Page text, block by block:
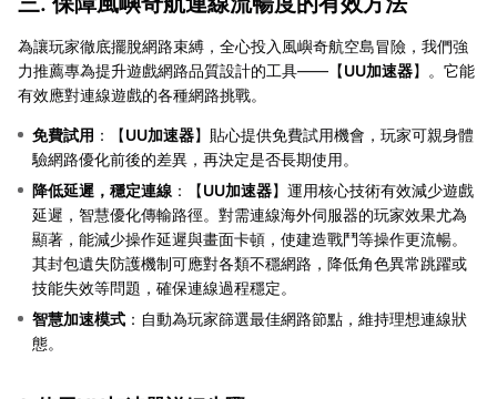
為讓玩家徹底擺脫網路束縛，全心投入風嶼奇航空島冒險，我們強
力推薦專為提升遊戲網路品質設計的工具——【UU加速器】。它能
有效應對連線遊戲的各種網路挑戰。
免費試用 ：【UU加速器】貼心提供免費試用機會，玩家可親身體
驗網路優化前後的差異，再決定是否長期使用。
降低延遲，穩定連線 ：【UU加速器】運用核心技術有效減少遊戲
延遲，智慧優化傳輸路徑。對需連線海外伺服器的玩家效果尤為
顯著，能減少操作延遲與畫面卡頓，使建造戰鬥等操作更流暢。
其封包遺失防護機制可應對各類不穩網路，降低角色異常跳躍或
技能失效等問題，確保連線過程穩定。
智慧加速模式 ：自動為玩家篩選最佳網路節點，維持理想連線狀
態。